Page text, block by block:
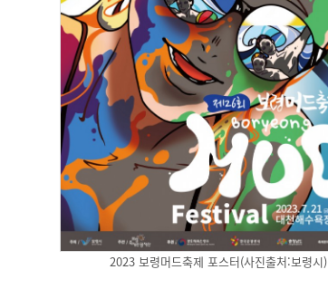
2023 보령머드축제 포스터(사진출처:보령시)